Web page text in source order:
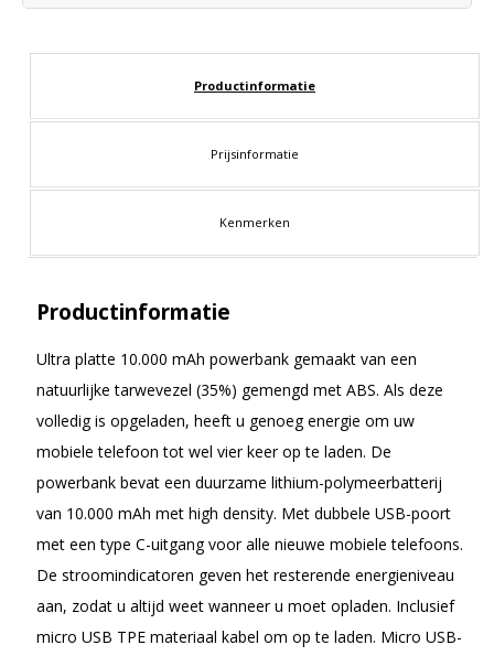
Productinformatie
Prijsinformatie
Kenmerken
Productinformatie
Ultra platte 10.000 mAh powerbank gemaakt van een
natuurlijke tarwevezel (35%) gemengd met ABS. Als deze
volledig is opgeladen, heeft u genoeg energie om uw
mobiele telefoon tot wel vier keer op te laden. De
powerbank bevat een duurzame lithium-polymeerbatterij
van 10.000 mAh met high density. Met dubbele USB-poort
met een type C-uitgang voor alle nieuwe mobiele telefoons.
De stroomindicatoren geven het resterende energieniveau
aan, zodat u altijd weet wanneer u moet opladen. Inclusief
micro USB TPE materiaal kabel om op te laden. Micro USB-